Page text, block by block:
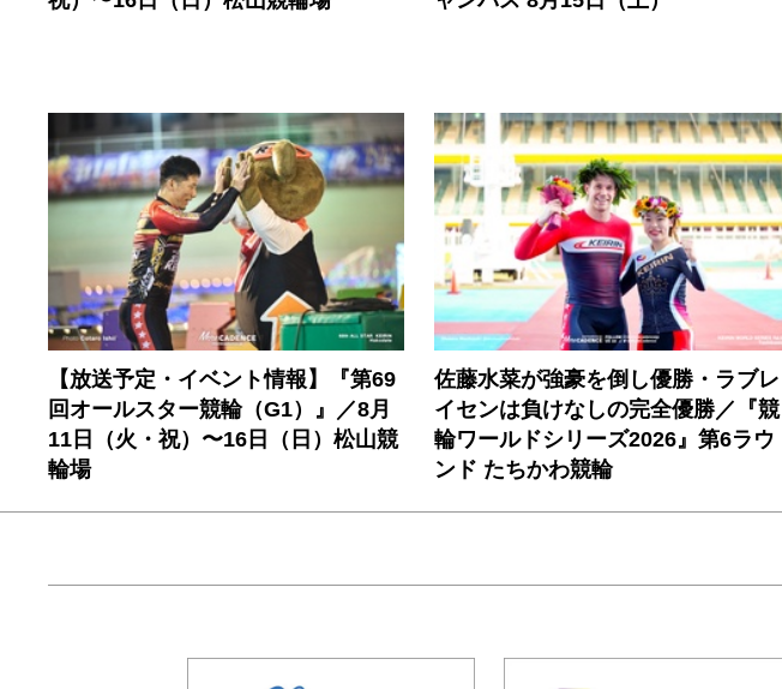
【放送予定・イベント情報】『第69
回オールスター競輪（G1）』／8月
11日（火・祝）〜16日（日）松山競
輪場
佐藤水菜が強豪を倒し優勝・ラブレ
イセンは負けなしの完全優勝／『競
輪ワールドシリーズ2026』第6ラウ
ンド たちかわ競輪